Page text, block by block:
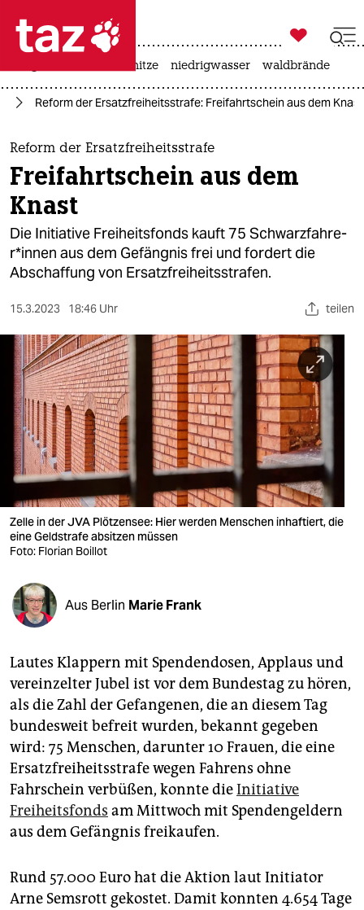
 taz zahl ich
taz zahl ich
themen
politik
öko
gesellschaft
sport
berlin
nord
wahrheit
verlag
verlag
veranstaltungen
fragen & hilfe
abo
genossenschaft
epaper login

taz zahl ich
hitze niedrigwasser waldbrände
Reform der Ersatzfreiheitsstrafe: Freifahrtschein aus dem Knast
Reform der Ersatzfreiheitsstrafe
Freifahrtschein aus dem
Knast
Die Initiative Freiheitsfonds kauft 75 Schwar­zfah­re­
r*in­nen aus dem Gefängnis frei und fordert die
Abschaffung von Ersatzfreiheitsstrafen.
15.3.2023 18:46 Uhr teilen
Zelle in der JVA Plötzensee: Hier werden Menschen inhaftiert, die
eine Geldstrafe absitzen müssen
Foto: Florian Boillot
Aus Berlin Marie Frank
Lautes Klappern mit Spendendosen, Applaus und
vereinzelter Jubel ist vor dem Bundestag zu hören,
als die Zahl der Gefangenen, die an diesem Tag
bundesweit befreit wurden, bekannt gegeben
wird: 75 Menschen, darunter 10 Frauen, die eine
Ersatzfreiheitsstrafe wegen Fahrens ohne
Fahrschein verbüßen, konnte dieInitiative
Freiheitsfonds am Mittwoch mit Spendengeldern
aus dem Gefängnis freikaufen.
Rund 57.000 Euro hat die Aktion laut Initiator
Arne Semsrott gekostet. Damit konnten 4.654 Tage